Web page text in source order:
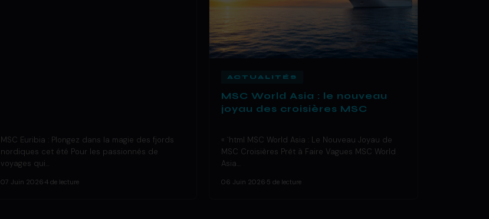
MSC Euribia : Plongez dans la magie des fjords
nordiques cet été Pour les passionnés de
voyages qui…
07 Juin 2026 4 de lecture
ACTUALITÉS
MSC World Asia : le nouveau
joyau des croisières MSC
« `html MSC World Asia : Le Nouveau Joyau de
MSC Croisières Prêt à Faire Vagues MSC World
Asia…
06 Juin 2026 5 de lecture